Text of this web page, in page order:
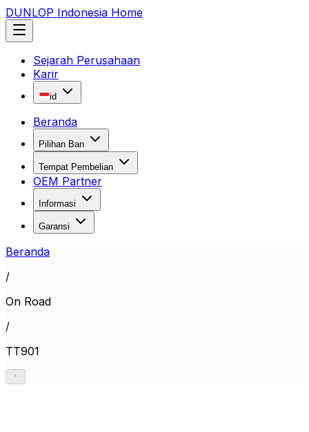
DUNLOP Indonesia Home
Sejarah Perusahaan
Karir
id
Beranda
Pilihan Ban
Tempat Pembelian
OEM Partner
Informasi
Garansi
Beranda
/
On Road
/
TT901